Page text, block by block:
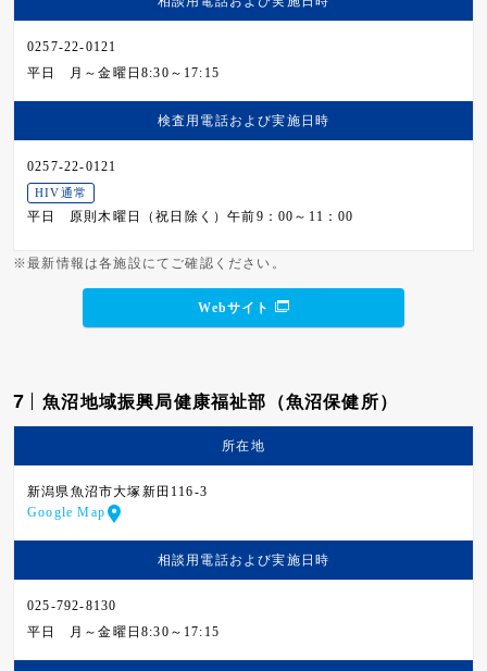
0257-22-0121
平日
月～金曜日8:30～17:15
検査用電話および実施日時
0257-22-0121
HIV通常
平日 原則木曜日（祝日除く）午前9：00～11：00
※最新情報は各施設にてご確認ください。
Webサイト
7 魚沼地域振興局健康福祉部（魚沼保健所）
所在地
新潟県魚沼市大塚新田116-3
Google Map
相談用電話および実施日時
025-792-8130
平日
月～金曜日8:30～17:15